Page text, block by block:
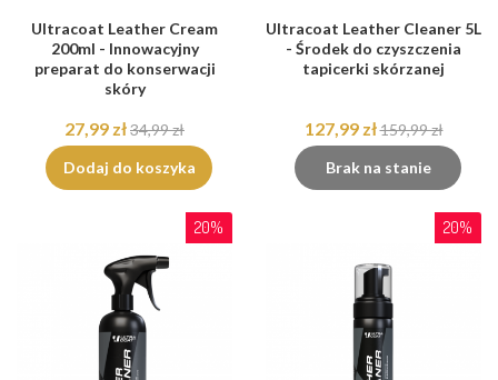
Ultracoat Leather Cream
200ml - Innowacyjny
preparat do konserwacji
skóry
27,99 zł34,99 zł
Dodaj do koszyka
Ultracoat Leather Cleaner 5L
- Środek do czyszczenia
tapicerki skórzanej
127,99 zł159,99 zł
Brak na stanie
20% 20%